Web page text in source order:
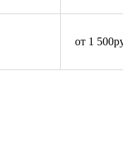
от 1